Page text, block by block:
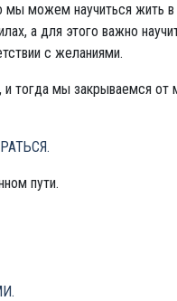
можем научиться жить в
а для этого важно
с желаниями.
и тогда мы закрываемся
пути.